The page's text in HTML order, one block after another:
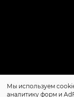
Мы используем
аналитику форм и